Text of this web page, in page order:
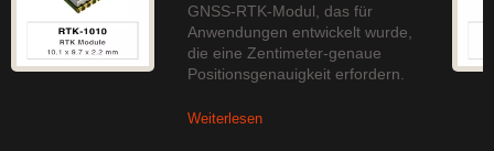
GNSS-RTK-Modul, das für
Anwendungen entwickelt wurde,
die eine Zentimeter-genaue
Positionsgenauigkeit erfordern.
Weiterlesen